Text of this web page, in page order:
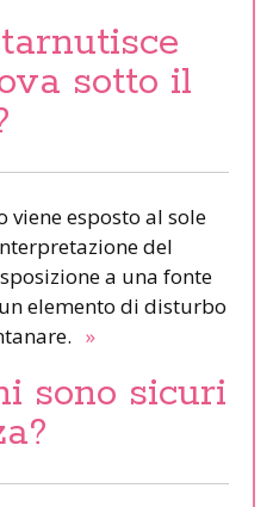
sotto il
viene esposto al sole
del
a una fonte
elemento di disturbo
»
sono sicuri